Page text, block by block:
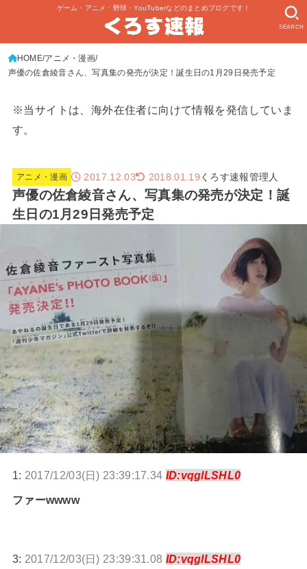
ゲーム・アニメ・野球・YouTuberなどのまとめブログです！
SEARCH
HOME アニメ・漫画
声優の佐倉綾音さん、写真集の発売が決定！誕生日の1月29日発売予定
※当サイトは、海外在住者に向けて情報を発信していま
す。
アニメ・漫画 2017.12.03 2018.01.19 くろす速報管理人
声優の佐倉綾音さん、写真集の発売が決定！誕
生日の1月29日発売予定
1: 2017/12/03(日) 23:39:17.34 ID:vqglLSHL0
ファーwwww
3: 2017/12/03(日) 23:39:31.08 ID:vqglLSHL0